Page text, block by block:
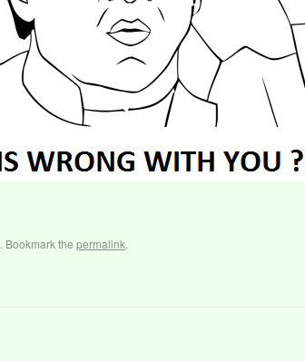
. Bookmark the permalink.